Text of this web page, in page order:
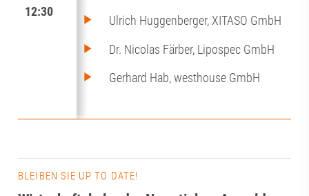
12:30
Ulrich Huggenberger, XITASO GmbH
Dr. Nicolas Färber, Lipospec GmbH
Gerhard Hab, westhouse GmbH
BLEIBEN SIE UP TO DATE!